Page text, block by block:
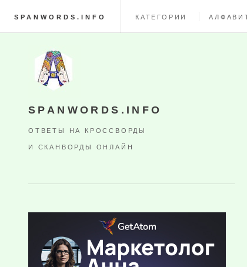
SPANWORDS.INFO КАТЕГОРИИ
SPANWORDS.INFO
ОТВЕТЫ НА КРОССВОРДЫ
И СКАНВОРДЫ ОНЛАЙН